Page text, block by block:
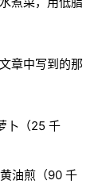
章中写到的那
卜（25 千
油煎（90 千